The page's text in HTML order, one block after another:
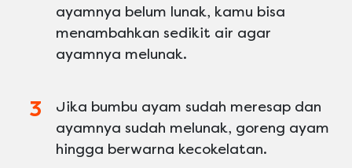
ayamnya belum lunak, kamu bisa
menambahkan sedikit air agar
ayamnya melunak.
Jika bumbu ayam sudah meresap dan
ayamnya sudah melunak, goreng ayam
hingga berwarna kecokelatan.